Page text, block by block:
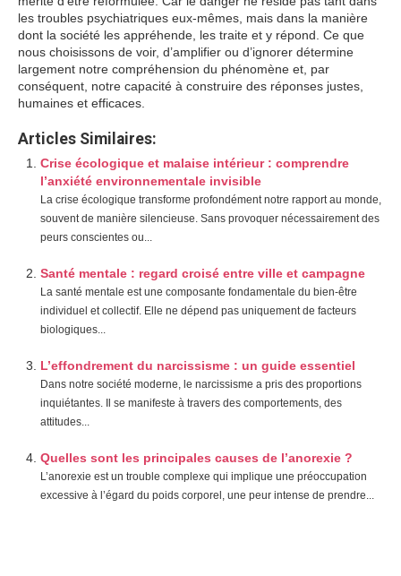
les troubles psychiatriques eux-mêmes, mais dans la manière
dont la société les appréhende, les traite et y répond. Ce que
nous choisissons de voir, d’amplifier ou d’ignorer détermine
largement notre compréhension du phénomène et, par
conséquent, notre capacité à construire des réponses justes,
humaines et efficaces.
Articles Similaires:
Crise écologique et malaise intérieur : comprendre
l’anxiété environnementale invisible
La crise écologique transforme profondément notre rapport au monde,
souvent de manière silencieuse. Sans provoquer nécessairement des
peurs conscientes ou...
Santé mentale : regard croisé entre ville et campagne
La santé mentale est une composante fondamentale du bien-être
individuel et collectif. Elle ne dépend pas uniquement de facteurs
biologiques...
L’effondrement du narcissisme : un guide essentiel
Dans notre société moderne, le narcissisme a pris des proportions
inquiétantes. Il se manifeste à travers des comportements, des
attitudes...
Quelles sont les principales causes de l’anorexie ?
L’anorexie est un trouble complexe qui implique une préoccupation
excessive à l’égard du poids corporel, une peur intense de prendre...